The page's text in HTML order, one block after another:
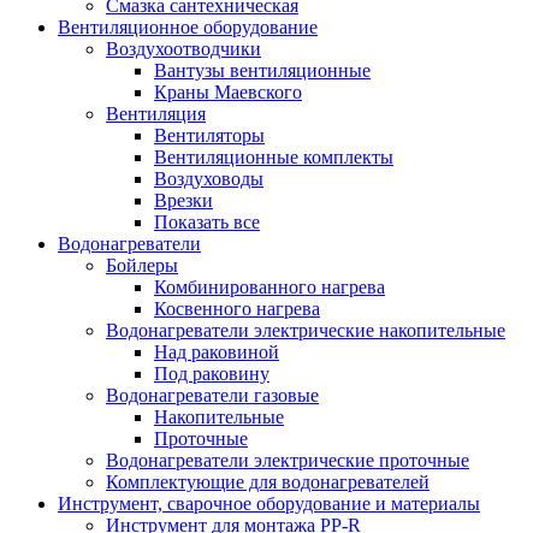
Смазка сантехническая
Вентиляционное оборудование
Воздухоотводчики
Вантузы вентиляционные
Краны Маевского
Вентиляция
Вентиляторы
Вентиляционные комплекты
Воздуховоды
Врезки
Показать все
Водонагреватели
Бойлеры
Комбинированного нагрева
Косвенного нагрева
Водонагреватели электрические накопительные
Над раковиной
Под раковину
Водонагреватели газовые
Накопительные
Проточные
Водонагреватели электрические проточные
Комплектующие для водонагревателей
Инструмент, сварочное оборудование и материалы
Инструмент для монтажа PP-R